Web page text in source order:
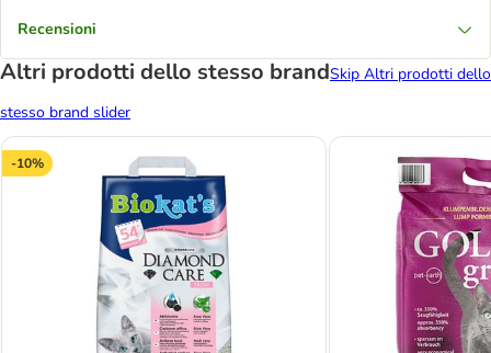
Recensioni
Altri prodotti dello stesso brandSkip Altri prodotti dello
stesso brand slider
-10%